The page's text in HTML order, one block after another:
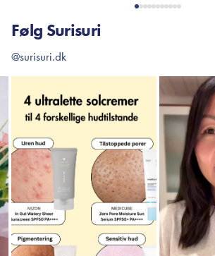
Følg Surisuri
@surisuri.dk